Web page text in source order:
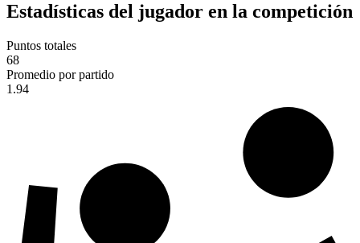
Estadísticas del jugador en la competición
Puntos totales
68
Promedio por partido
1.94